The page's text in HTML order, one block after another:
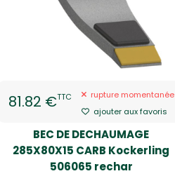
81.82 €TTC
rupture momentanée
ajouter aux favoris
BEC DE DECHAUMAGE
285X80X15 CARB Kockerling
506065 rechar